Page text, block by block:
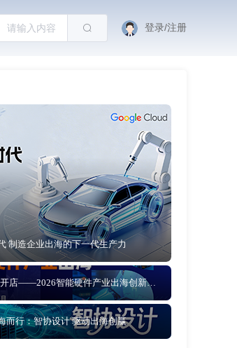
登录/注册
制造企业出海的下一代生产力
4月10日 亚马逊全球开店——2026智能硬件产业出海创新论坛
而行：智协设计 驱动出海创赢